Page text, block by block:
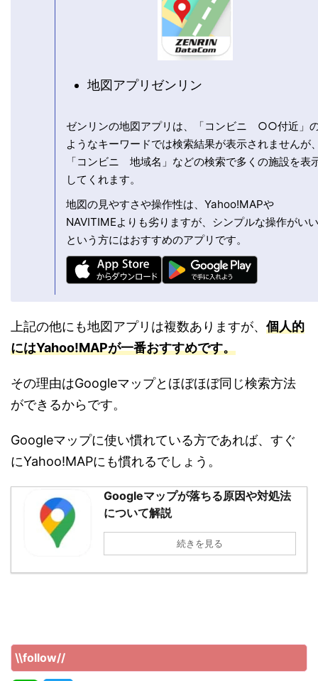
地図アプリゼンリン
ゼンリンの地図アプリは、「コンビニ ○○付近」
ようなキーワードでは検索結果が表示されませんが
「コンビニ 地域名」などの検索で多くの施設を表
してくれます。
地図の見やすさや操作性は、Yahoo!MAPや
NAVITIMEよりも劣りますが、シンプルな操作がいい
という方にはおすすめのアプリです。
上記の他にも地図アプリは複数ありますが、 個人的
にはYahoo!MAPが一番おすすめです。
その理由はGoogleマップとほぼほぼ同じ検索方法
ができるからです。
Googleマップに使い慣れている方であれば、すぐ
にYahoo!MAPにも慣れるでしょう。
Googleマップが落ちる原因や対処法
について解説
続きを見る
\\follow//